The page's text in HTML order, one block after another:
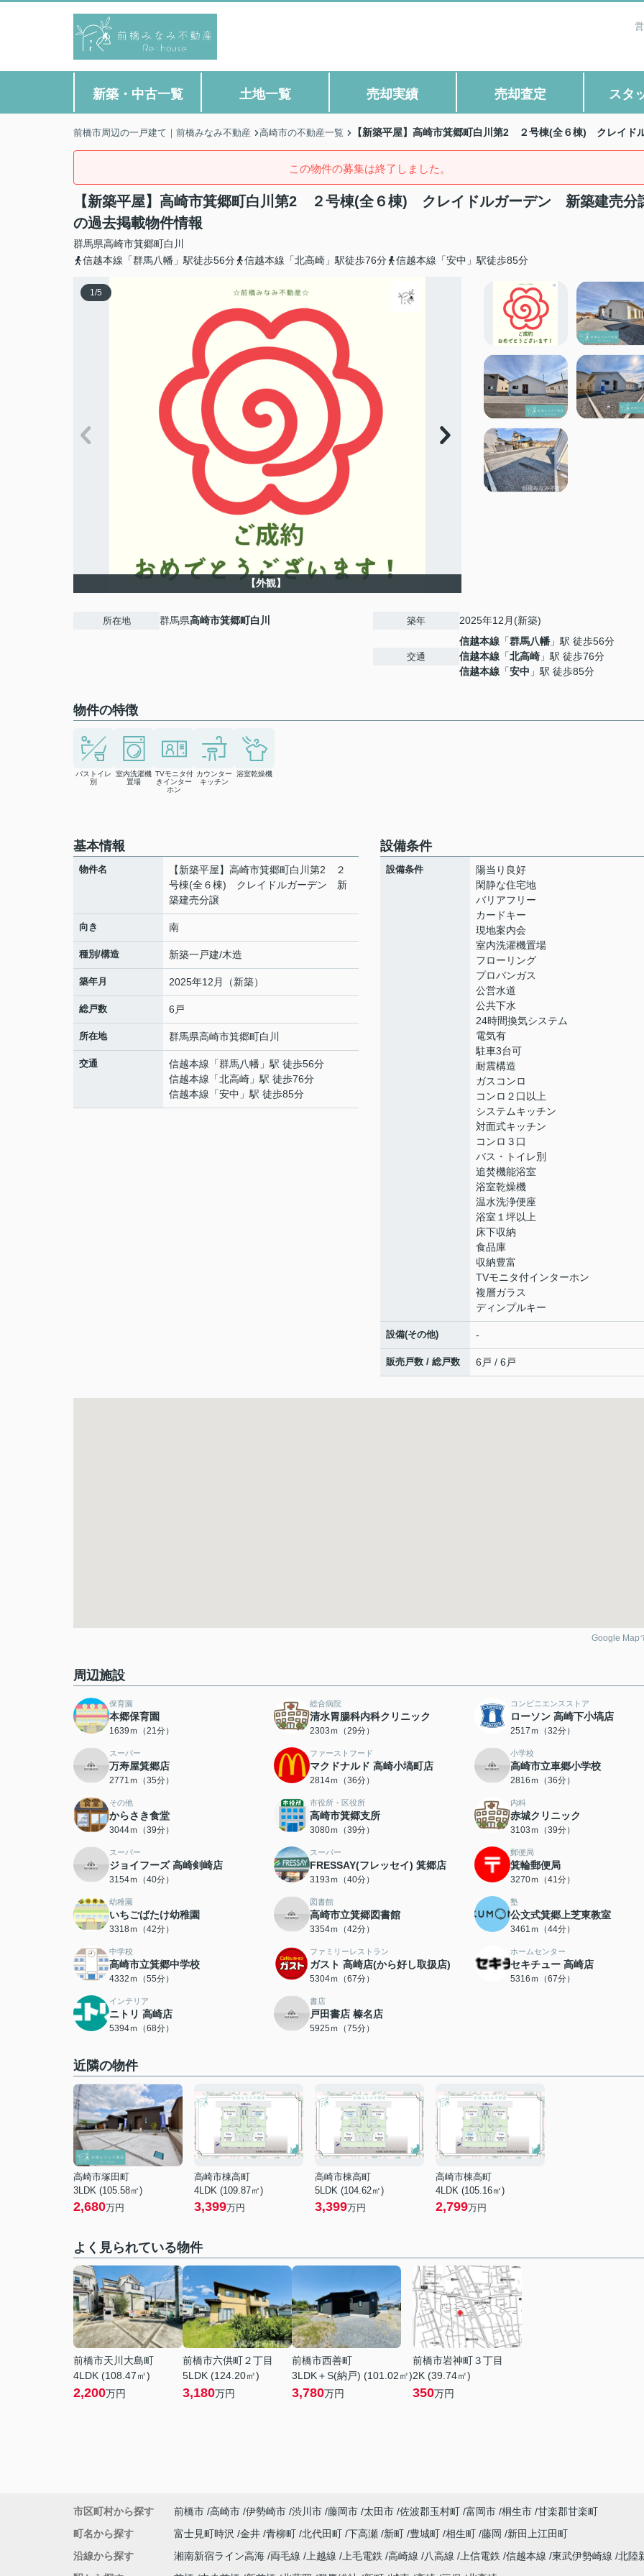
新築・中古一覧 土地一覧 売却実績 売却査定 スタ
前橋市周辺の一戸建て｜前橋みなみ不動産 高崎市の不動産一覧 【新築平屋】高崎市箕郷町白川第2 ２号棟(全６棟) クレイド
この物件の募集は終了しました。
【新築平屋】高崎市箕郷町白川第2 ２号棟(全６棟) クレイドルガーデン 新築建売分
の過去掲載物件情報
群馬県高崎市箕郷町白川
信越本線「群馬八幡」駅徒歩56分
信越本線「北高崎」駅徒歩76分 信越本線「安中」駅徒歩85分
1/5
【外観】
所在地 群馬県高崎市箕郷町白川 築年 2025年12月(新築)
交通
信越本線 「群馬八幡 」駅 徒歩56分
信越本線 「北高崎 」駅 徒歩76分
信越本線 「安中 」駅 徒歩85分
物件の特徴
バストイレ
別
室内洗濯機
置場
TVモニタ付
きインター
ホン
カウンター
キッチン
浴室乾燥機
基本情報
物件名
【新築平屋】高崎市箕郷町白川第2 ２
号棟(全６棟) クレイドルガーデン 新
築建売分譲
向き 南
種別/構造 新築一戸建/木造
築年月 2025年12月（新築）
総戸数 6戸
所在地 群馬県高崎市箕郷町白川
交通 信越本線 「群馬八幡 」駅 徒歩56分
信越本線 「北高崎 」駅 徒歩76分
信越本線 「安中 」駅 徒歩85分
設備条件
設備条件
陽当り良好
閑静な住宅地
バリアフリー
カードキー
現地案内会
室内洗濯機置場
フローリング
プロパンガス
公営水道
公共下水
24時間換気システム
電気有
駐車3台可
耐震構造
ガスコンロ
コンロ２口以上
システムキッチン
対面式キッチン
コンロ３口
バス・トイレ別
追焚機能浴室
浴室乾燥機
温水洗浄便座
浴室１坪以上
床下収納
食品庫
収納豊富
TVモニタ付インターホン
複層ガラス
ディンプルキー
設備(その他) -
販売戸数 / 総戸数 6戸 / 6戸
Google Map
周辺施設
保育園
本郷保育園
1639ｍ（21分）
総合病院
清水胃腸科内科クリニック
2303ｍ（29分）
コンビニエンスストア
ローソン 高崎下小塙店
2517ｍ（32分）
スーパー
万寿屋箕郷店
2771ｍ（35分）
ファーストフード
マクドナルド 高崎小塙町店
2814ｍ（36分）
小学校
高崎市立車郷小学校
2816ｍ（36分）
その他
からさき食堂
3044ｍ（39分）
市役所・区役所
高崎市箕郷支所
3080ｍ（39分）
内科
赤城クリニック
3103ｍ（39分）
スーパー
ジョイフーズ 高崎剣崎店
3154ｍ（40分）
スーパー
FRESSAY(フレッセイ) 箕郷店
3193ｍ（40分）
郵便局
箕輪郵便局
3270ｍ（41分）
幼稚園
いちごばたけ幼稚園
3318ｍ（42分）
図書館
高崎市立箕郷図書館
3354ｍ（42分）
塾
公文式箕郷上芝東教室
3461ｍ（44分）
中学校
高崎市立箕郷中学校
4332ｍ（55分）
ファミリーレストラン
ガスト 高崎店(から好し取扱店)
5304ｍ（67分）
ホームセンター
セキチュー 高崎店
5316ｍ（67分）
インテリア
ニトリ 高崎店
5394ｍ（68分）
書店
戸田書店 榛名店
5925ｍ（75分）
近隣の物件
高崎市塚田町
3LDK (105.58㎡)
2,680万円
高崎市棟高町
4LDK (109.87㎡)
3,399万円
高崎市棟高町
5LDK (104.62㎡)
3,399万円
高崎市棟高町
4LDK (105.16㎡)
2,799万円
よく見られている物件
前橋市天川大島町
4LDK (108.47㎡)
2,200万円
前橋市六供町２丁目
5LDK (124.20㎡)
3,180万円
前橋市西善町
3LDK＋S(納戸) (101.02㎡)
3,780万円
前橋市岩神町３丁目
2K (39.74㎡)
350万円
市区町村から探す 前橋市 高崎市 伊勢崎市 渋川市 藤岡市 太田市 佐波郡玉村町 富岡市 桐生市 甘楽郡甘楽町
町名から探す
富士見町時沢 金井 青柳町 北代田町 下高瀬 新町 豊城町 相生町 藤岡
新田上江田町
沿線から探す
湘南新宿ライン高海 両毛線 上越線 上毛電鉄 高崎線 八高線 上信電鉄 信越本線 東武伊勢崎線 北陸